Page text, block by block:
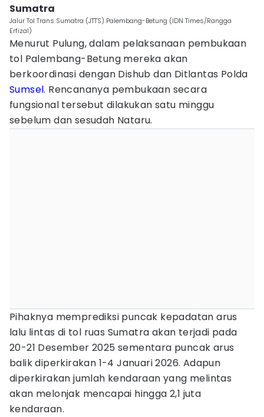
Sumatra
Jalur Tol Trans Sumatra (JTTS) Palembang-Betung (IDN Times/Rangga
Erfizal)
Menurut Pulung, dalam pelaksanaan pembukaan
tol Palembang-Betung mereka akan
berkoordinasi dengan Dishub dan Ditlantas Polda
Sumsel. Rencananya pembukaan secara
fungsional tersebut dilakukan satu minggu
sebelum dan sesudah Nataru.
Pihaknya memprediksi puncak kepadatan arus
lalu lintas di tol ruas Sumatra akan terjadi pada
20-21 Desember 2025 sementara puncak arus
balik diperkirakan 1-4 Januari 2026. Adapun
diperkirakan jumlah kendaraan yang melintas
akan melonjak mencapai hingga 2,1 juta
kendaraan.